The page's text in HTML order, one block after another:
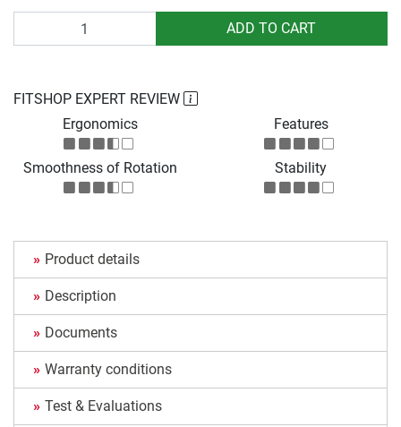
ADD TO CART
FITSHOP EXPERT REVIEW
Ergonomics
Features
Smoothness of Rotation Stability
Product details
Description
Documents
Warranty conditions
Test & Evaluations